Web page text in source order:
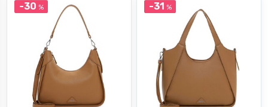
-30 % -31 %